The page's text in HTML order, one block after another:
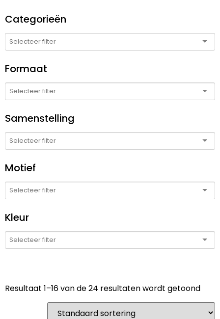
Categorieën
Formaat
Samenstelling
Motief
Kleur
Resultaat 1–16 van de 24 resultaten wordt getoond